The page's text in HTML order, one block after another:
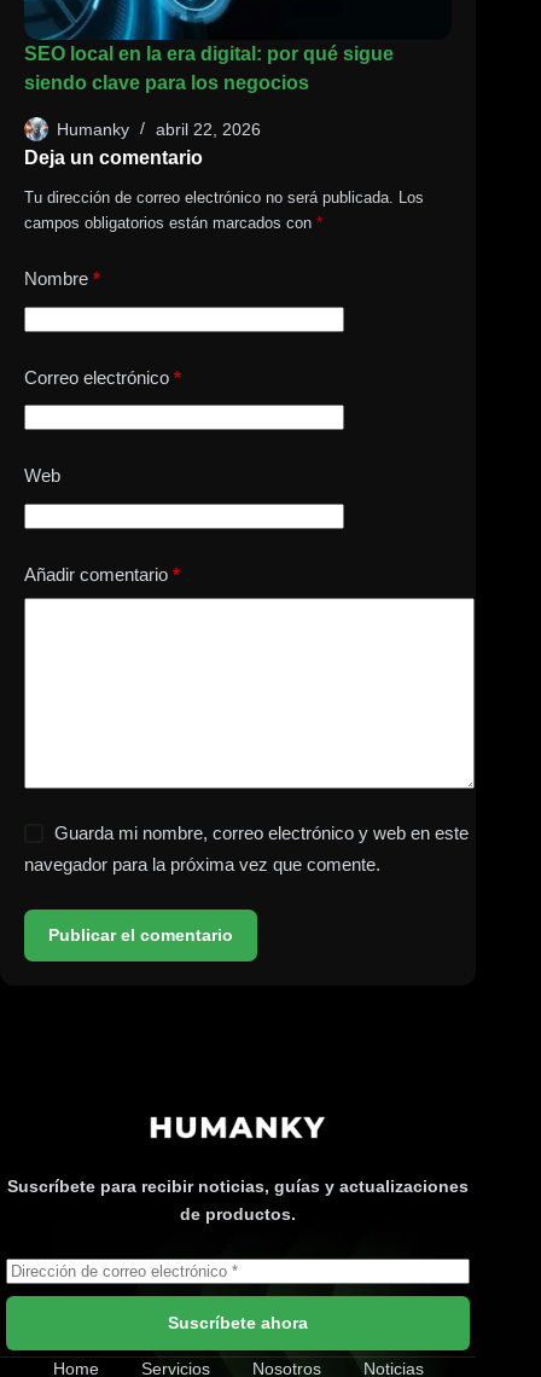
SEO local en la era digital: por qué sigue
siendo clave para los negocios
Humanky abril 22, 2026
Deja un comentario
Tu dirección de correo electrónico no será publicada. Los
campos obligatorios están marcados con *
Nombre *
Correo electrónico *
Web
Añadir comentario *
Guarda mi nombre, correo electrónico y web en este
navegador para la próxima vez que comente.
Publicar el comentario
Suscríbete para recibir noticias, guías y actualizaciones
de productos.
Suscríbete ahora
Home Servicios Nosotros Noticias